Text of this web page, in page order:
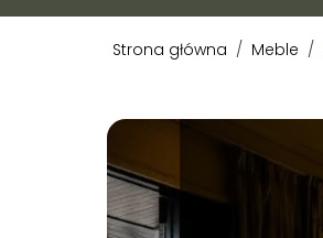
Strona główna / Meble /